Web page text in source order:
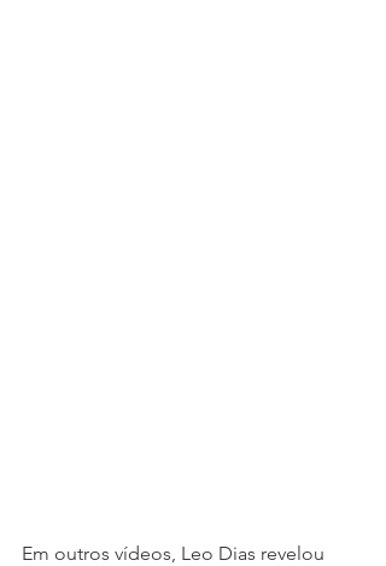
Em outros vídeos, Leo Dias revelou